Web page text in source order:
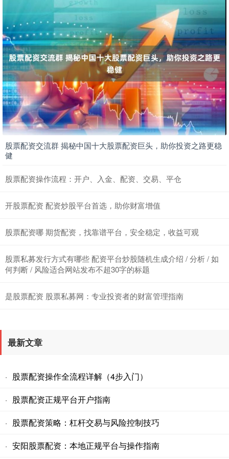
股票配资交流群 揭秘中国十大股票配资巨头，助你投资之路更稳
健
股票配资操作流程：开户、入金、配资、交易、平仓
开股票配资 配资炒股平台首选，助你财富增值
股票配资哪 期货配资，找靠谱平台，安全稳定，收益可观
股票私募发行方式有哪些 配资平台炒股随机生成介绍 / 分析 / 如
何判断 / 风险适合网站发布不超30字的标题
是股票配资 股票私募网：专业投资者的财富管理指南
最新文章
· 股票配资操作全流程详解（4步入门）
· 股票配资正规平台开户指南
· 股票配资策略：杠杆交易与风险控制技巧
· 安阳股票配资：本地正规平台与操作指南